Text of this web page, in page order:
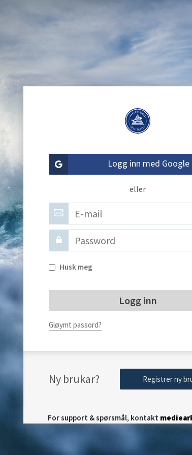
Logg inn med Google
eller
Husk meg
Gløymt passord?
Ny brukar? Registrer ny
For support & spørsmål, kontakt